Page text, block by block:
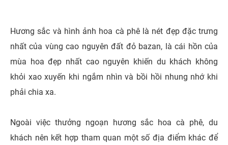
Hương sắc và hình ảnh hoa cà phê là nét đẹp đặc trưng
nhất của vùng cao nguyên đất đỏ bazan, là cái hồn của
mùa hoa đẹp nhất cao nguyên khiến du khách không
khỏi xao xuyến khi ngắm nhìn và bồi hồi nhung nhớ khi
phải chia xa.
Ngoài việc thưởng ngoạn hương sắc hoa cà phê, du
khách nên kết hợp tham quan một số địa điểm khác để